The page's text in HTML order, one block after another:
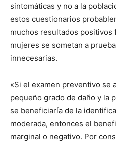
sintomáticas y no a la
estos cuestionarios
muchos resultados positivos
mujeres se sometan a
innecesarias.
«Si el examen preventivo se
pequeño grado de daño y la
se beneficiaría de la
moderada, entonces el
marginal o negativo. Por